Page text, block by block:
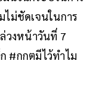
ไม่ชัดเจนในการ
วงหน้าวันที่ 7
#กกตมีไว้ทําไม